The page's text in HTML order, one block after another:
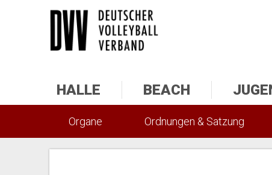
HALLE BEACH
Organe Ordnungen & Satzung